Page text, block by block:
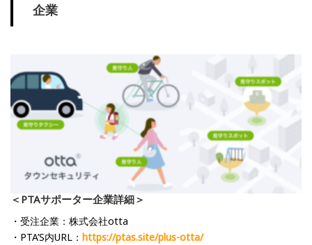
企業
＜PTAサポーター企業詳細＞
・受注企業：株式会社otta
・PTA’S内URL： https://ptas.site/plus-otta/